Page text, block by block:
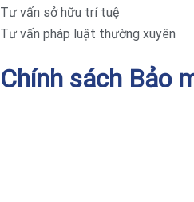
Tư vấn sở hữu trí tuệ
Tư vấn pháp luật thường xuyên
Chính sách Bảo